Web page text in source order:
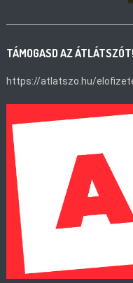
TÁMOGASD AZ ÁTLÁTSZÓT!
https://atlatszo.hu/